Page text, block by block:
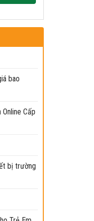
bao
Cấp
bị trường